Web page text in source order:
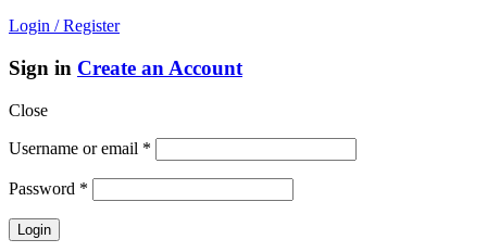
Login / Register
Sign in Create an Account
Close
Username or email *
Password *